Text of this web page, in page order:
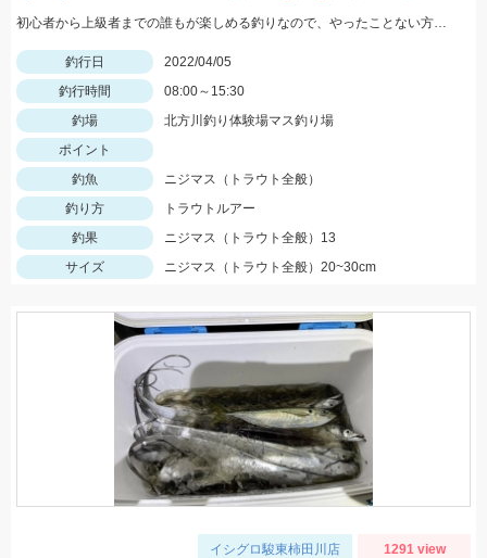
初心者から上級者までの誰もが楽しめる釣りなので、やったことない方は是非とも体験してみてください！
釣行日
2022/04/05
釣行時間
08:00～15:30
釣場
北方川釣り体験場マス釣り場
ポイント
釣魚
ニジマス（トラウト全般）
釣り方
トラウトルアー
釣果
ニジマス（トラウト全般）13
サイズ
ニジマス（トラウト全般）20~30cm
イシグロ駿東柿田川店 1291 view